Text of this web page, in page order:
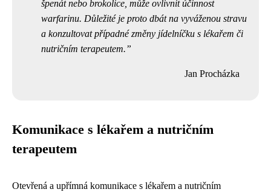
špenát nebo brokolice, může ovlivnit účinnost
warfarinu. Důležité je proto dbát na vyváženou stravu
a konzultovat případné změny jídelníčku s lékařem či
nutričním terapeutem.
Jan Procházka
Komunikace s lékařem a nutričním
terapeutem
Otevřená a upřímná komunikace s lékařem a nutričním